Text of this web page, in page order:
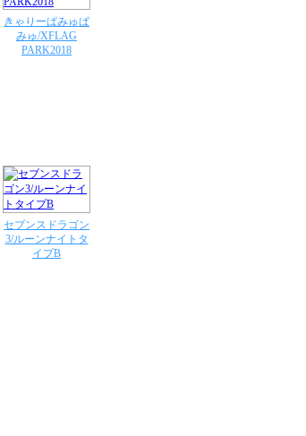
きゃりーぱみゅぱ
みゅ/XFLAG
PARK2018
セブンスドラゴン
3/ルーンナイトタ
イプB